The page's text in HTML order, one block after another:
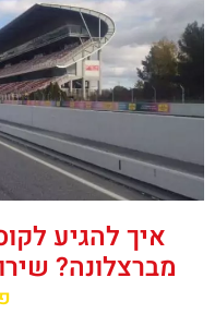
איך להגיע
מברצלונה?